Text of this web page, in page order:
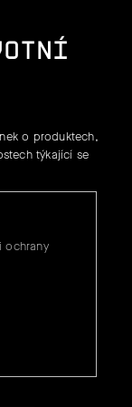
o produktech,
týkající se
ochrany